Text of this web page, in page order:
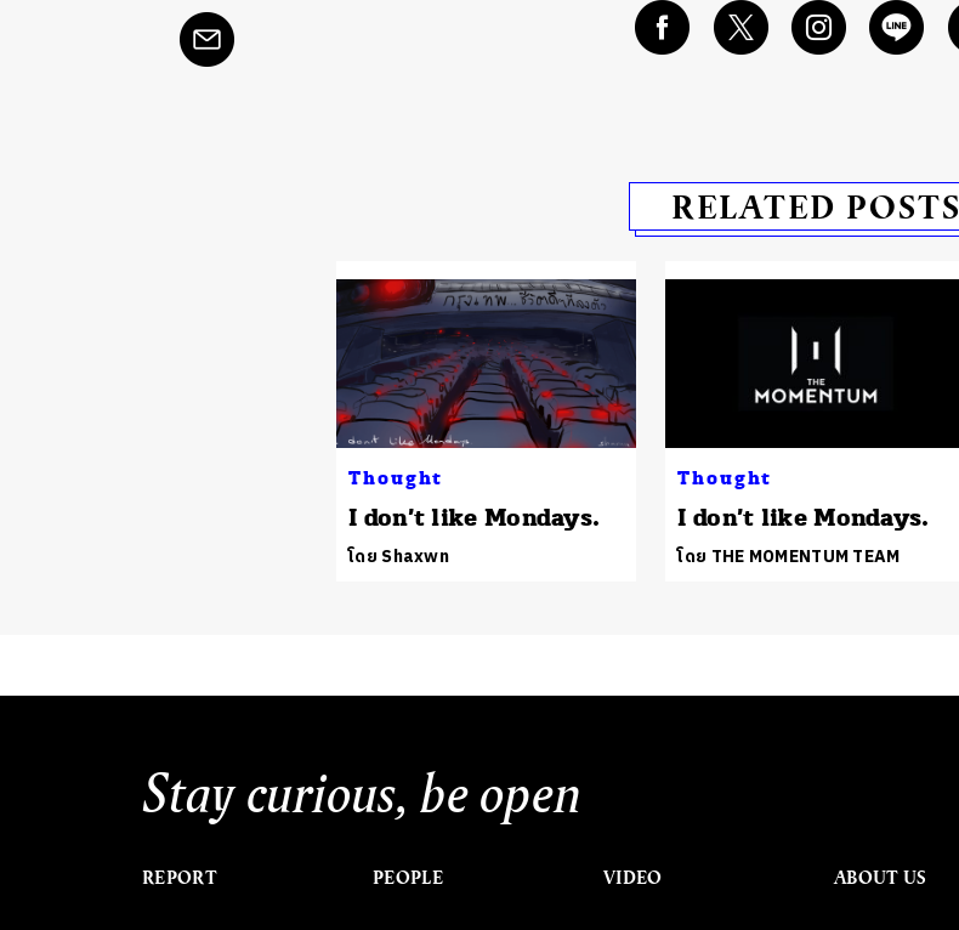
RELATED POSTS
Thought
I don’t like Mondays.
โดย Shaxwn
Thought
I don’t like Mondays.
โดย THE MOMENTUM TEAM
Stay curious, be open
REPORT PEOPLE VIDEO ABOUT US